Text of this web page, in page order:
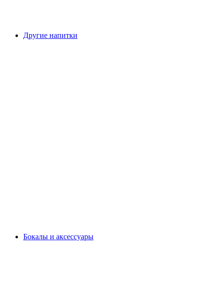
Другие напитки
Бокалы и аксессуары